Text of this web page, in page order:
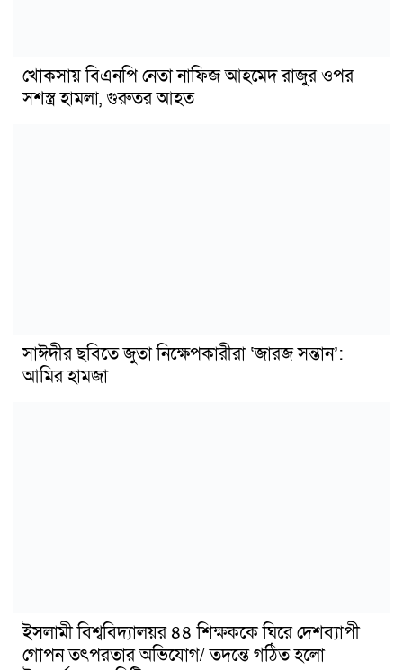
খোকসায় বিএনপি নেতা নাফিজ আহমেদ রাজুর ওপর
সশস্ত্র হামলা, গুরুতর আহত
সাঈদীর ছবিতে জুতা নিক্ষেপকারীরা ‘জারজ সন্তান’:
আমির হামজা
ইসলামী বিশ্ববিদ্যালয়র ৪৪ শিক্ষককে ঘিরে দেশব্যাপী
গোপন তৎপরতার অভিযোগ/ তদন্তে গঠিত হলো